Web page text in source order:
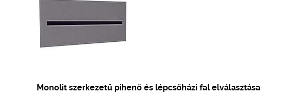
Monolit szerkezetű pihenő és lépcsőházi fal elválasztása